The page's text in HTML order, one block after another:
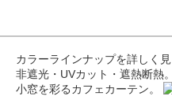
カラーラインナップを詳しく見
非遮光・UVカット・遮熱断熱
小窓を彩るカフェカーテン。